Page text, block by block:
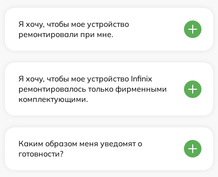
Я хочу, чтобы мое устройство
ремонтировали при мне.
Я хочу, чтобы мое устройство Infinix
ремонтировалось только фирменными
комплектующими.
Каким образом меня уведомят о
готовности?